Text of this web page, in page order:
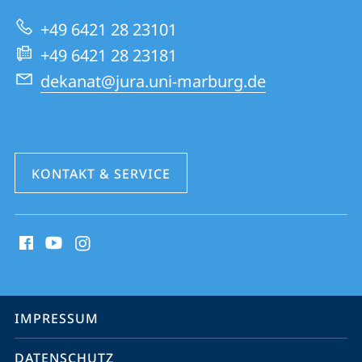
zur
Website
Rechtswissenschaften
+49 6421 28 23101
+49 6421 28 23181
dekanat@jura.uni-marburg.de
KONTAKT & SERVICE
Media
Service-
Navigation
IMPRESSUM
DATENSCHUTZ